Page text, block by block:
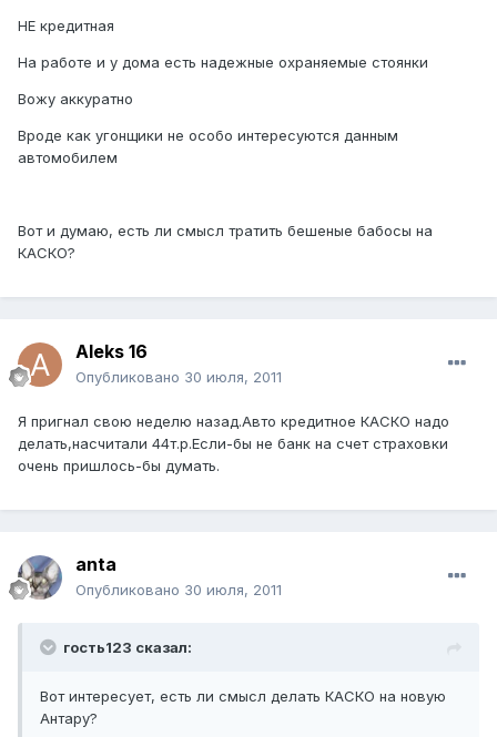
НЕ кредитная
На работе и у дома есть надежные охраняемые стоянки
Вожу аккуратно
Вроде как угонщики не особо интересуются данным
автомобилем
Вот и думаю, есть ли смысл тратить бешеные бабосы на
КАСКО?
Aleks 16
Опубликовано 30 июля, 2011
Я пригнал свою неделю назад.Авто кредитное КАСКО надо
делать,насчитали 44т.р.Если-бы не банк на счет страховки
очень пришлось-бы думать.
anta
Опубликовано 30 июля, 2011
гость123 сказал:
Вот интересует, есть ли смысл делать КАСКО на новую
Антару?